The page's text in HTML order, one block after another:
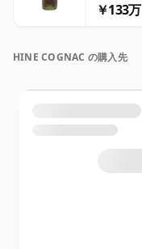
￥133万
HINE COGNAC の購入先